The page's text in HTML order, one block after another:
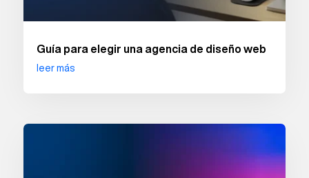
Guía para elegir una agencia de diseño web
leer más